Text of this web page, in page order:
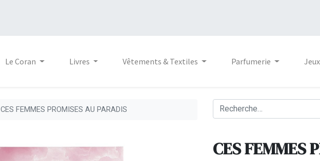
Le Coran Livres Vêtements & Textiles Parfumerie
CES FEMMES PROMISES AU PARADIS
CES FEMMES